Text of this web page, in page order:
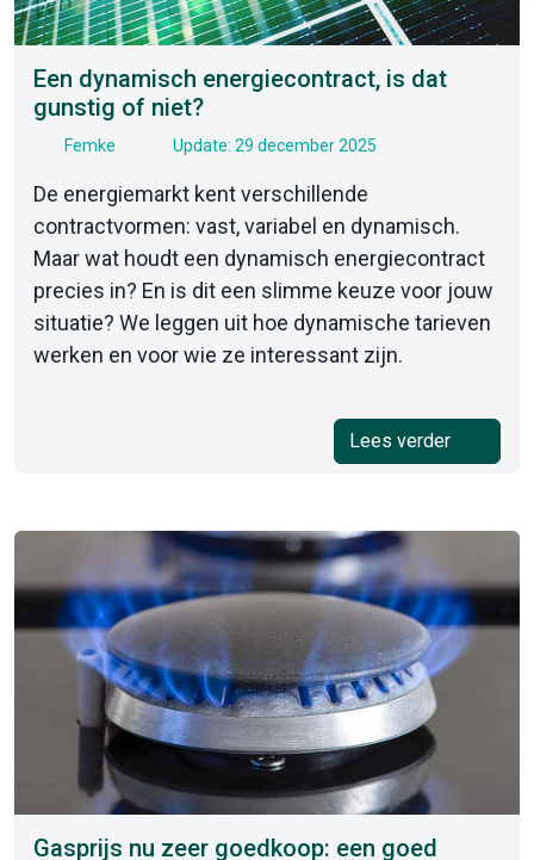
Een dynamisch energiecontract, is dat
gunstig of niet?
Femke Update: 29 december 2025
De energiemarkt kent verschillende
contractvormen: vast, variabel en dynamisch.
Maar wat houdt een dynamisch energiecontract
precies in? En is dit een slimme keuze voor jouw
situatie? We leggen uit hoe dynamische tarieven
werken en voor wie ze interessant zijn.
Lees verder
Gasprijs nu zeer goedkoop: een goed